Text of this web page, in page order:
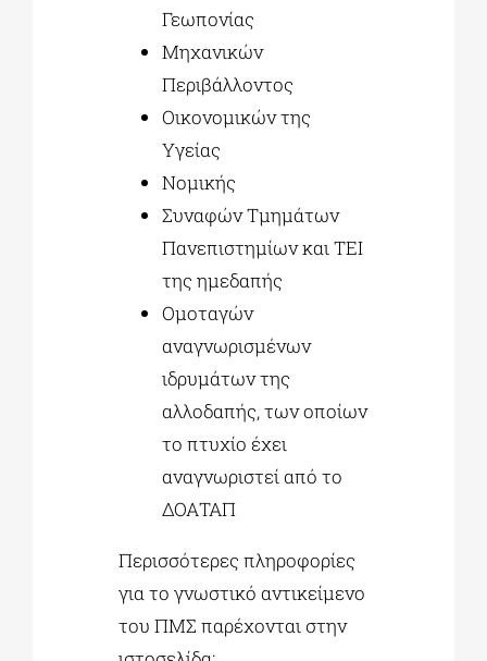
Γεωπονίας
Μηχανικών
Περιβάλλοντος
Οικονομικών της
Υγείας
Νομικής
Συναφών Τμημάτων
Πανεπιστημίων και ΤΕΙ
της ημεδαπής
Ομοταγών
αναγνωρισμένων
ιδρυμάτων της
αλλοδαπής, των οποίων
το πτυχίο έχει
αναγνωριστεί από το
ΔΟΑΤΑΠ
Περισσότερες πληροφορίες
για το γνωστικό αντικείμενο
του ΠΜΣ παρέχονται στην